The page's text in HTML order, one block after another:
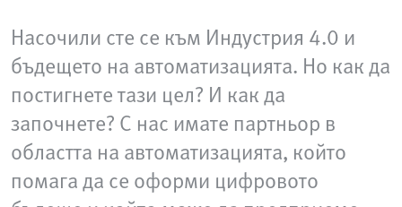
Насочили сте се към Индустрия 4.0 и
бъдещето на автоматизацията. Но как да
постигнете тази цел? И как да
започнете? С нас имате партньор в
областта на автоматизацията, който
помага да се оформи цифровото